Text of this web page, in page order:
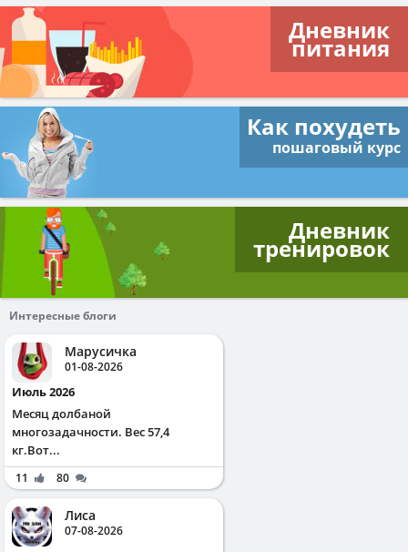
Дневник
питания
Как похудеть
пошаговый курс
Дневник
тренировок
Интересные блоги
Марусичка
01-08-2026
Июль 2026
Месяц долбаной
многозадачности. Вес 57,4
кг.Вот...
11 80
Лиса
07-08-2026